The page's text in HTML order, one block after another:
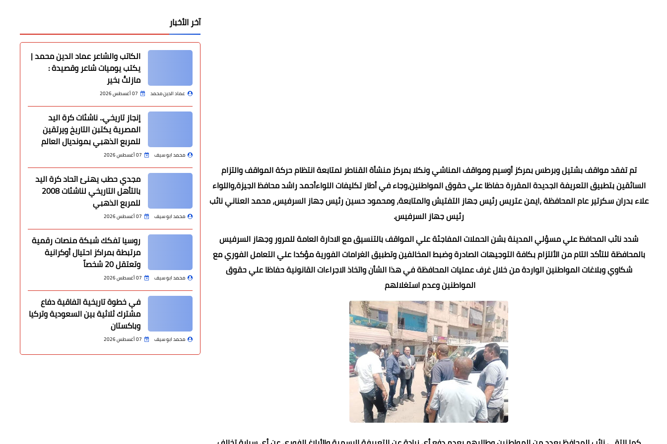
تم تفقد مواقف بشتيل وبرطس بمركز أوسيم ومواقف المناشي ونكلا بمركز منشأة القناطر لمتابعة انتظام حركة المواقف والتزام
السائقين بتطبيق التعريفة الجديدة المقررة حفاظا علي حقوق المواطنين،وجاء في أطار تكليفات اللواءأحمد راشد محافظ الجيزة،واللواء
علاء بدران سكرتير عام المحافظة ،ايمن عتريس رئيس جهاز التفتيش والمتابعة، ومحمود حسين رئيس جهاز السرفيس، محمد العناني نائب
رئيس جهاز السرفيس.
شدد نائب المحافظ علي مسؤلي المدينة بشن الحملات المفاجئة علي المواقف بالتنسيق مع الادارة العامة للمرور وجهاز السرفيس
بالمحافظة للتأكد التام من الألتزام بكافة التوجيهات الصادرة وضبط المخالفين وتطبيق الغرامات الفورية مؤكدا علي التعامل الفوري مع
شكاوي وبلاغات المواطنين الواردة من خلال غرف عمليات المحافظة في هذا الشأن واتخاذ الاجراءات القانونية حفاظا علي حقوق
المواطنين وعدم استغلالهم
آخر الأخبار
الكاتب والشاعر عماد الدين محمد |
يكتب يوميات شاعر وقصيدة :
مازلتُ بخير
عماد الدين محمد 07 أغسطس 2026
إنجاز تاريخي.. ناشئات كرة اليد
المصرية يكتبن التاريخ ويرتقين
للمربع الذهبي بمونديال العالم
محمد ابو سيف 07 أغسطس 2026
مجدي حطب يهنئ اتحاد كرة اليد
بالتأهل التاريخي لناشئات 2008
للمربع الذهبي
محمد ابو سيف 07 أغسطس 2026
روسيا تفكك شبكة منصات رقمية
مرتبطة بمراكز احتيال أوكرانية
وتعتقل 20 شخصاً
محمد ابو سيف 07 أغسطس 2026
في خطوة تاريخية اتفاقية دفاع
مشترك ثلاثية بين السعودية وتركيا
وباكستان
محمد ابو سيف 07 أغسطس 2026